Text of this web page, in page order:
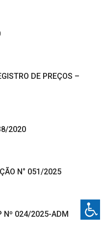
DE PREÇOS –
2020
N° 051/2025
Nº 024/2025-ADM